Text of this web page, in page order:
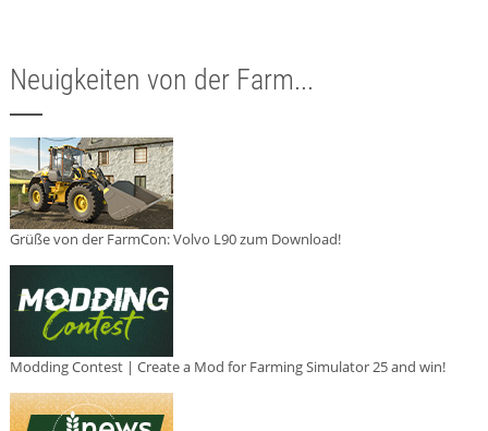
Neuigkeiten von der Farm...
Grüße von der FarmCon: Volvo L90 zum Download!
Modding Contest | Create a Mod for Farming Simulator 25 and win!